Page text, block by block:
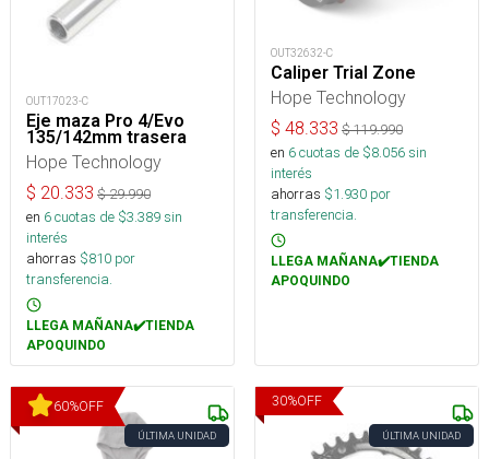
OUT17023-C
Eje maza Pro 4/Evo
135/142mm trasera
Hope Technology
$ 20.333 $29.990
en 6cuotas de $3.389sin
interés
ahorras $810 por
transferencia.
LLEGA MAÑANA✔️TIENDA
APOQUINDO
OUT32632-C
Caliper Trial Zone
Hope Technology
$ 48.333 $119.990
en 6cuotas de $8.056sin
interés
ahorras $1.930 por
transferencia.
LLEGA MAÑANA✔️TIENDA
APOQUINDO
60%OFF
ÚLTIMA UNIDAD
30%OFF
ÚLTIMA UNIDAD